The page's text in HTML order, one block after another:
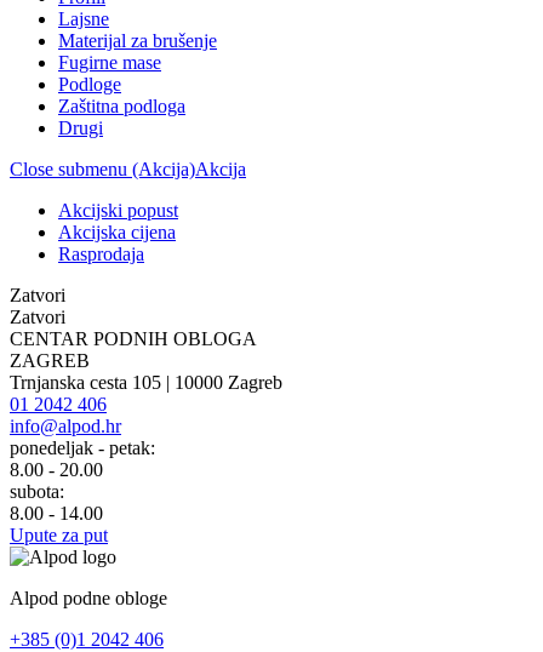
Lajsne
Materijal za brušenje
Fugirne mase
Podloge
Zaštitna podloga
Drugi
Close submenu (Akcija)Akcija
Akcijski popust
Akcijska cijena
Rasprodaja
Zatvori
Zatvori
CENTAR PODNIH OBLOGA
ZAGREB
Trnjanska cesta 105 | 10000 Zagreb
01 2042 406
info@alpod.hr
ponedeljak - petak:
8.00 - 20.00
subota:
8.00 - 14.00
Upute za put
Alpod podne obloge
+385 (0)1 2042 406